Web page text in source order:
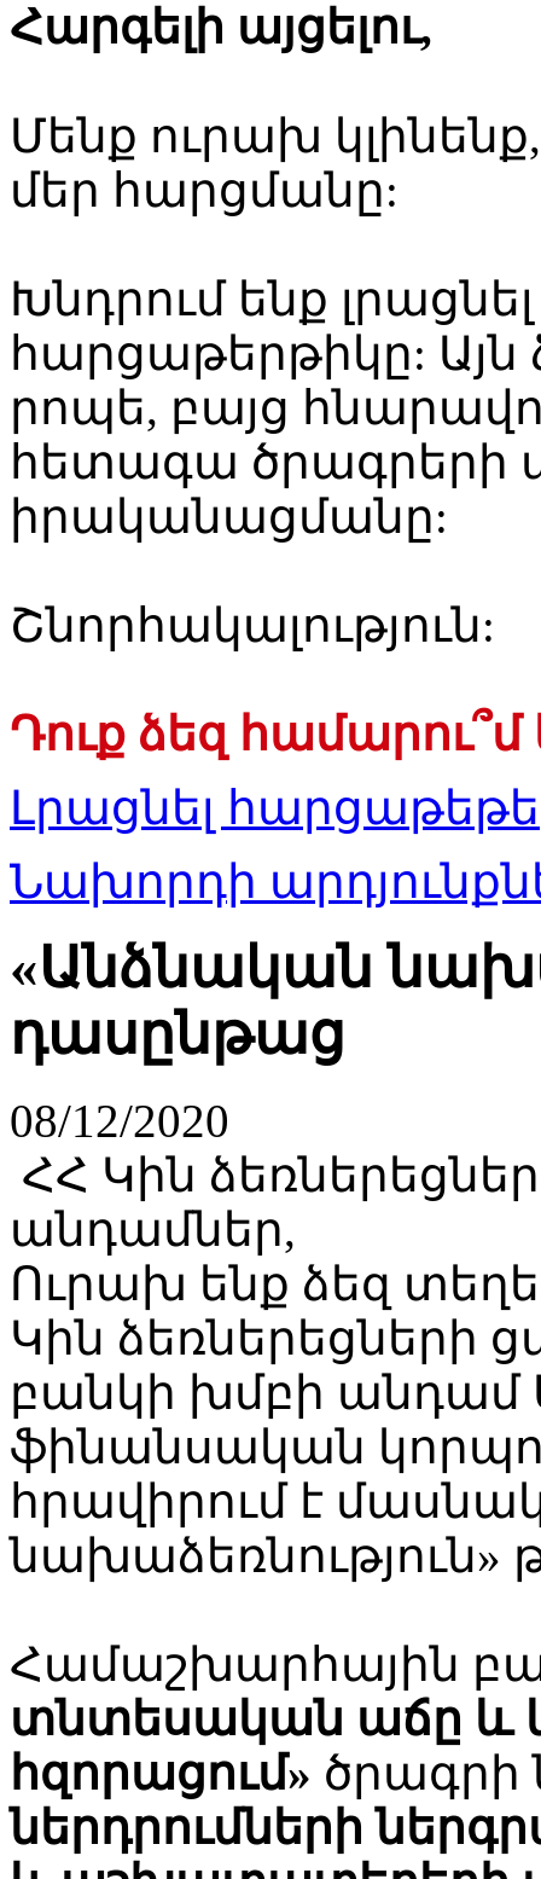
Հարգելի այցելու,
Մենք ուրախ
մեր հարցմանը:
Խնդրում ենք
հարցաթերթիկը:
րոպե, բայց
հետագա ծրագրերի
իրականացմանը:
Շնորհակալություն:
Դուք ձեզ
Լրացնել
Նախորդի
«Անձնական
դասընթաց
08/12/2020
ՀՀ Կին
անդամներ,
Ուրախ ենք ձեզ
Կին ձեռներեցների
բանկի խմբի անդամ
ֆինանսական
հրավիրում է
նախաձեռնություն»
Համաշխարհային
տնտեսական աճը և
հզորացում»
ներդրումների